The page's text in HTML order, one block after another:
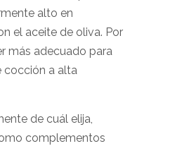
alto en
el aceite de oliva. Por
más adecuado para
cocción a alta
de cuál elija,
complementos